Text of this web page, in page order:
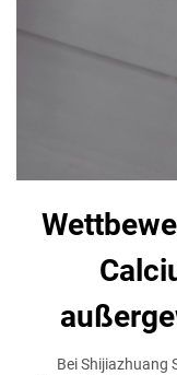
Bei Shijiazhuang